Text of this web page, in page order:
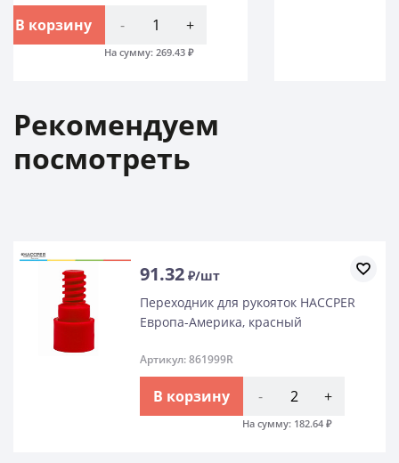
В корзину
Рекомендуем
посмотреть
91.32
Переходник для рукояток HACCPER
Европа-Америка, красный
Артикул: 861999R
-
₽